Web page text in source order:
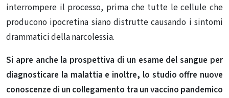
interrompere il processo, prima che tutte le cellule che
producono ipocretina siano distrutte causando i sintomi
drammatici della narcolessia.
Si apre anche la prospettiva di un esame del sangue per
diagnosticare la malattia e inoltre, lo studio offre nuove
conoscenze di un collegamento tra un vaccino pandemico